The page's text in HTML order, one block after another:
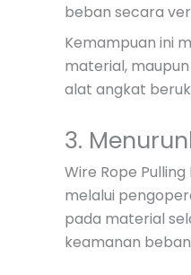
beban secara
Kemampuan ini
material,
alat angkat
3.
Wire Rope
melalui
pada material
keamanan